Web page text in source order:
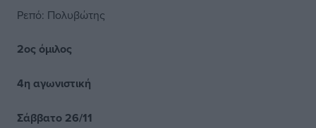
Ρεπό: Πολυβώτης
2ος όμιλος
4η αγωνιστική
Σάββατο 26/11